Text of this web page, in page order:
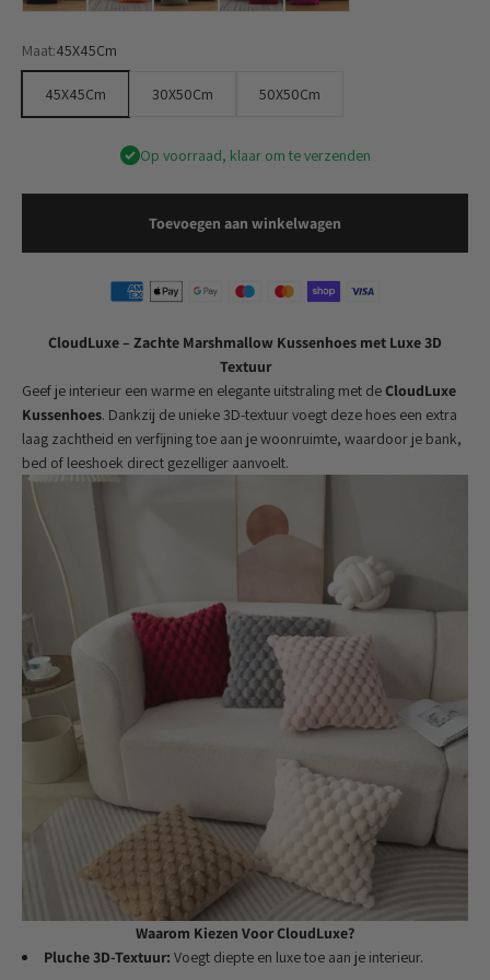
Maat:45X45Cm
45X45Cm 30X50Cm 50X50Cm
Op voorraad, klaar om te verzenden
Toevoegen aan winkelwagen
CloudLuxe – Zachte Marshmallow Kussenhoes met Luxe 3D
Textuur
Geef je interieur een warme en elegante uitstraling met deCloudLuxe
Kussenhoes. Dankzij de unieke 3D-textuur voegt deze hoes een extra
laag zachtheid en verfijning toe aan je woonruimte, waardoor je bank,
bed of leeshoek direct gezelliger aanvoelt.
Waarom Kiezen Voor CloudLuxe?
Pluche 3D-Textuur: Voegt diepte en luxe toe aan je interieur.